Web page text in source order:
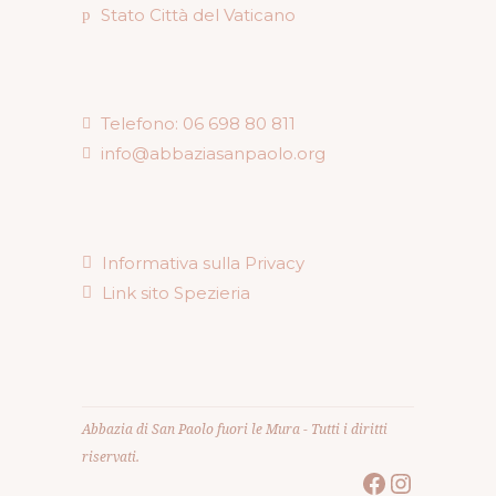
Stato Città del Vaticano
Telefono: 06 698 80 811
info@abbaziasanpaolo.org
Informativa sulla Privacy
Link sito Spezieria
Abbazia di San Paolo fuori le Mura - Tutti i diritti
riservati.
Facebook